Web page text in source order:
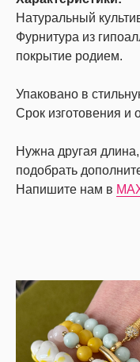
Натуральный
Фурнитура из
покрытие родием.
Упаковано в
Срок изготовения и
Нужна другая
подобрать
Напишите нам в